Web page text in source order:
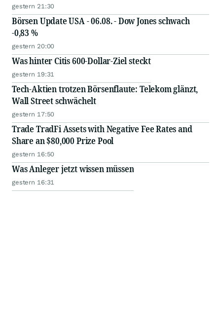
gestern 21:30
Börsen Update USA - 06.08. - Dow Jones schwach
-0,83 %
gestern 20:00
Was hinter Citis 600-Dollar-Ziel steckt
gestern 19:31
Tech-Aktien trotzen Börsenflaute: Telekom glänzt,
Wall Street schwächelt
gestern 17:50
Trade TradFi Assets with Negative Fee Rates and
Share an $80,000 Prize Pool
gestern 16:50
Was Anleger jetzt wissen müssen
gestern 16:31